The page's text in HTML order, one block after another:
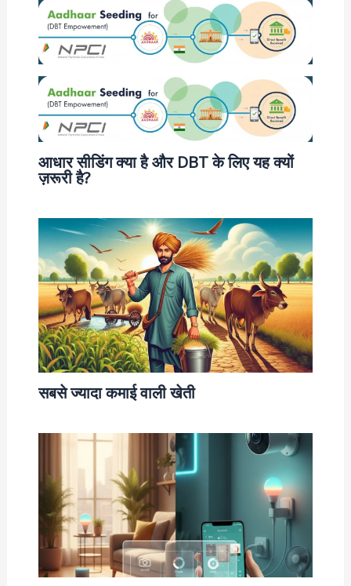
आधार सीडिंग क्या है और DBT के लिए यह क्यों
ज़रूरी है?
सबसे ज्यादा कमाई वाली खेती